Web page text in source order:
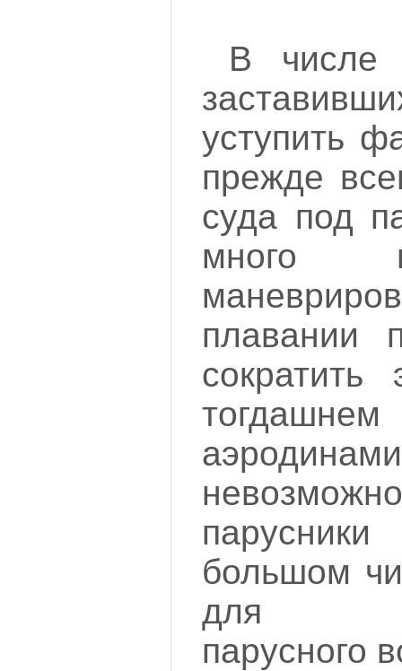
В числе
уступить
прежде
суда под
много
плавании
большом
для
парусного